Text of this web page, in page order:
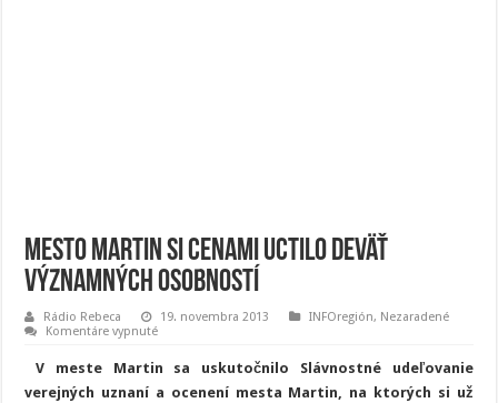
Mesto Martin si cenami uctilo deväť
významných osobností
Rádio Rebeca 19. novembra 2013 INFOregión, Nezaradené
Komentáre vypnuténa
si
cenami
V meste Martin sa uskutočnilo Slávnostné udeľovanie
verejných uznaní a ocenení mesta Martin, na ktorých si už